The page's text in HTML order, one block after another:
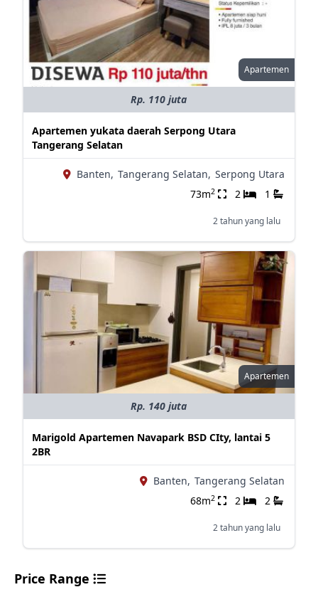
Apartemen
Rp. 110 juta
Apartemen yukata daerah Serpong Utara
Tangerang Selatan
Banten, Tangerang Selatan, Serpong Utara
73m2 2 1
2 tahun yang lalu
Apartemen
Rp. 140 juta
Marigold Apartemen Navapark BSD CIty, lantai 5
2BR
Banten, Tangerang Selatan
68m2 2 2
2 tahun yang lalu
Price Range